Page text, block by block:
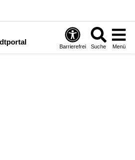
Barrierefrei Suche Menü